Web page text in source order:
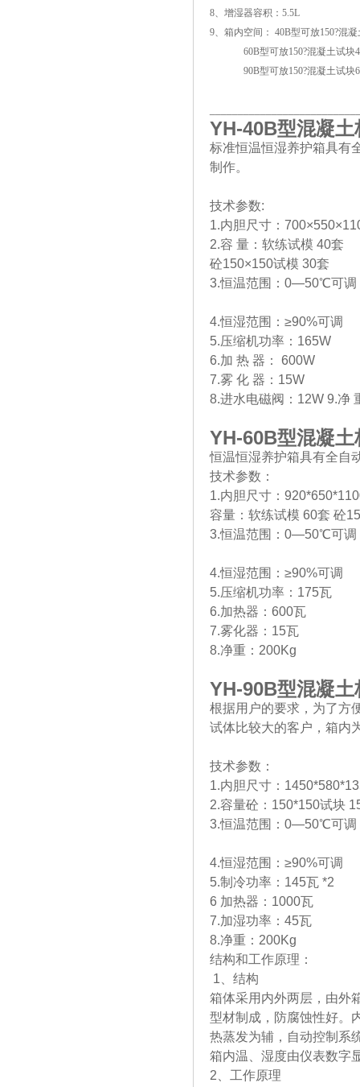
8、增湿器容积：5.5L
9、箱内空间： 40B型可放150?混
60B型可放150?混凝土试块
90B型可放150?混凝土试块
YH-40B型混凝土
标准恒温恒湿养护箱具有
制作。
技术参数:
1.内胆尺寸：
2.容 量：软练试模 40套
砼150×150试模 30套
3.恒温范围：0—50℃可
4.恒湿范围：≥90%可调
5.压缩机功率：165W
6.加 热 器： 600W
7.雾 化 器：15W
8.进水电磁阀：12W 9.净
YH-60B型混凝土
恒温恒湿养护箱具有全自
技术参数：
1.内胆尺寸：
容量：软练试模 60套 砼
3.恒温范围：0—50℃可
4.恒湿范围：≥90%可调
5.压缩机功率：175瓦
6.加热器：600瓦
7.雾化器：15瓦
8.净重：200Kg
YH-90B型混凝土
根据用户的要求，为了方
试体比较大的客户，箱内
技术参数：
1.内胆尺寸：
2.容量砼：150*150试块
3.恒温范围：0—50℃可
4.恒湿范围：≥90%可调
5.制冷功率：145瓦 *2
6 加热器：1000瓦
7.加湿功率：45瓦
8.净重：200Kg
结构和工作原理：
1、结构
箱体采用内外两层，由外
型材制成，防腐蚀性好。
热蒸发为辅，自动控制系
箱内温、湿度由仪表数字
2、工作原理